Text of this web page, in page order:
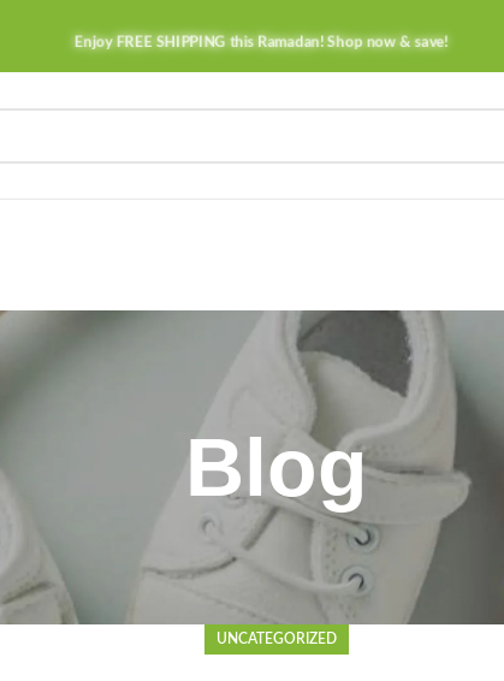
Enjoy FREE SHIPPING this Ramadan! Shop now & save!
Blog
UNCATEGORIZED